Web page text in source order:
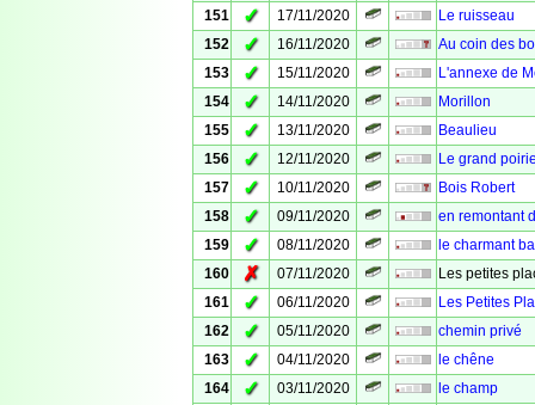
151
✓ 17/11/2020
Le ruisseau
152
✓ 16/11/2020
Au coin des
153
✓ 15/11/2020
L'annexe de
154
✓ 14/11/2020
Morillon
155
✓ 13/11/2020
Beaulieu
156
✓ 12/11/2020
Le grand
157
✓ 10/11/2020
Bois Robert
158
✓ 09/11/2020
en remontant
159
✓ 08/11/2020
le charmant
160
✗ 07/11/2020
Les petites
161
✓ 06/11/2020
Les Petites
162
✓ 05/11/2020
chemin privé
163
✓ 04/11/2020
le chêne
164
✓ 03/11/2020
le champ